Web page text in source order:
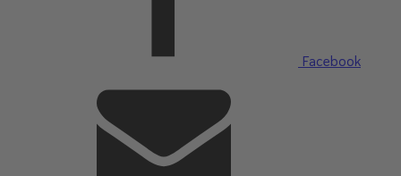
Facebook